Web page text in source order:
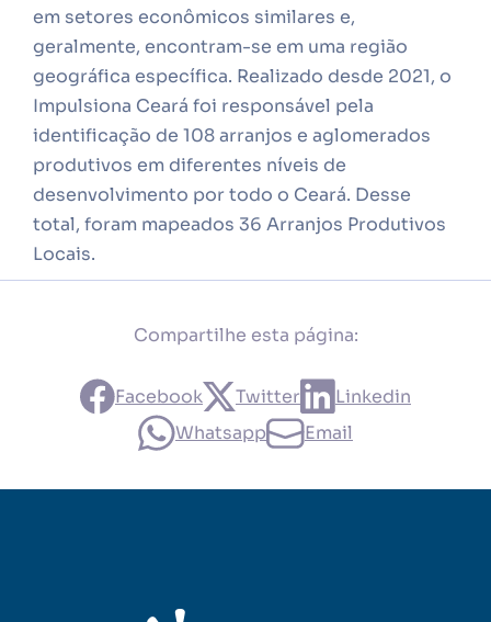
em setores econômicos similares e,
geralmente, encontram-se em uma região
geográfica específica. Realizado desde 2021, o
Impulsiona Ceará foi responsável pela
identificação de 108 arranjos e aglomerados
produtivos em diferentes níveis de
desenvolvimento por todo o Ceará. Desse
total, foram mapeados 36 Arranjos Produtivos
Locais.
Compartilhe esta página:
Facebook Twitter
Linkedin
Whatsapp
Email